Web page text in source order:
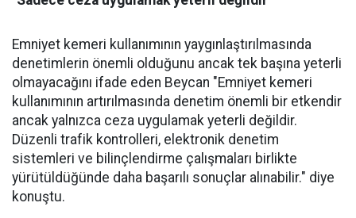
Emniyet kemeri kullanımının yaygınlaştırılmasında
denetimlerin önemli olduğunu ancak tek başına yeterli
olmayacağını ifade eden Beycan "Emniyet kemeri
kullanımının artırılmasında denetim önemli bir etkendir
ancak yalnızca ceza uygulamak yeterli değildir.
Düzenli trafik kontrolleri, elektronik denetim
sistemleri ve bilinçlendirme çalışmaları birlikte
yürütüldüğünde daha başarılı sonuçlar alınabilir." diye
konuştu.